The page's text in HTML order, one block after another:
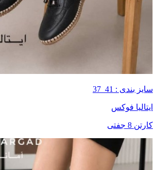
سایز بندی : 41_37
ایتالیا فوکس
کارتن 8 جفتی